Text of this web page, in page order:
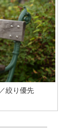
絞り優先